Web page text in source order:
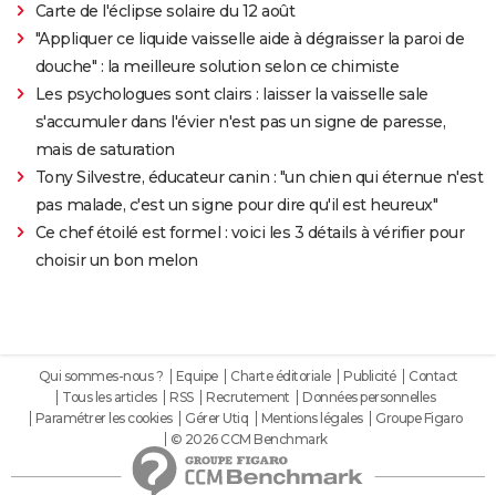
Carte de l'éclipse solaire du 12 août
"Appliquer ce liquide vaisselle aide à dégraisser la paroi de
douche" : la meilleure solution selon ce chimiste
Les psychologues sont clairs : laisser la vaisselle sale
s'accumuler dans l'évier n'est pas un signe de paresse,
mais de saturation
Tony Silvestre, éducateur canin : "un chien qui éternue n'est
pas malade, c'est un signe pour dire qu'il est heureux"
Ce chef étoilé est formel : voici les 3 détails à vérifier pour
choisir un bon melon
Qui sommes-nous ? Equipe Charte éditoriale Publicité
Contact
Tous les articles
RSS Recrutement
Données personnelles
Paramétrer les cookies
Gérer Utiq Mentions légales
Groupe Figaro
© 2026 CCM Benchmark